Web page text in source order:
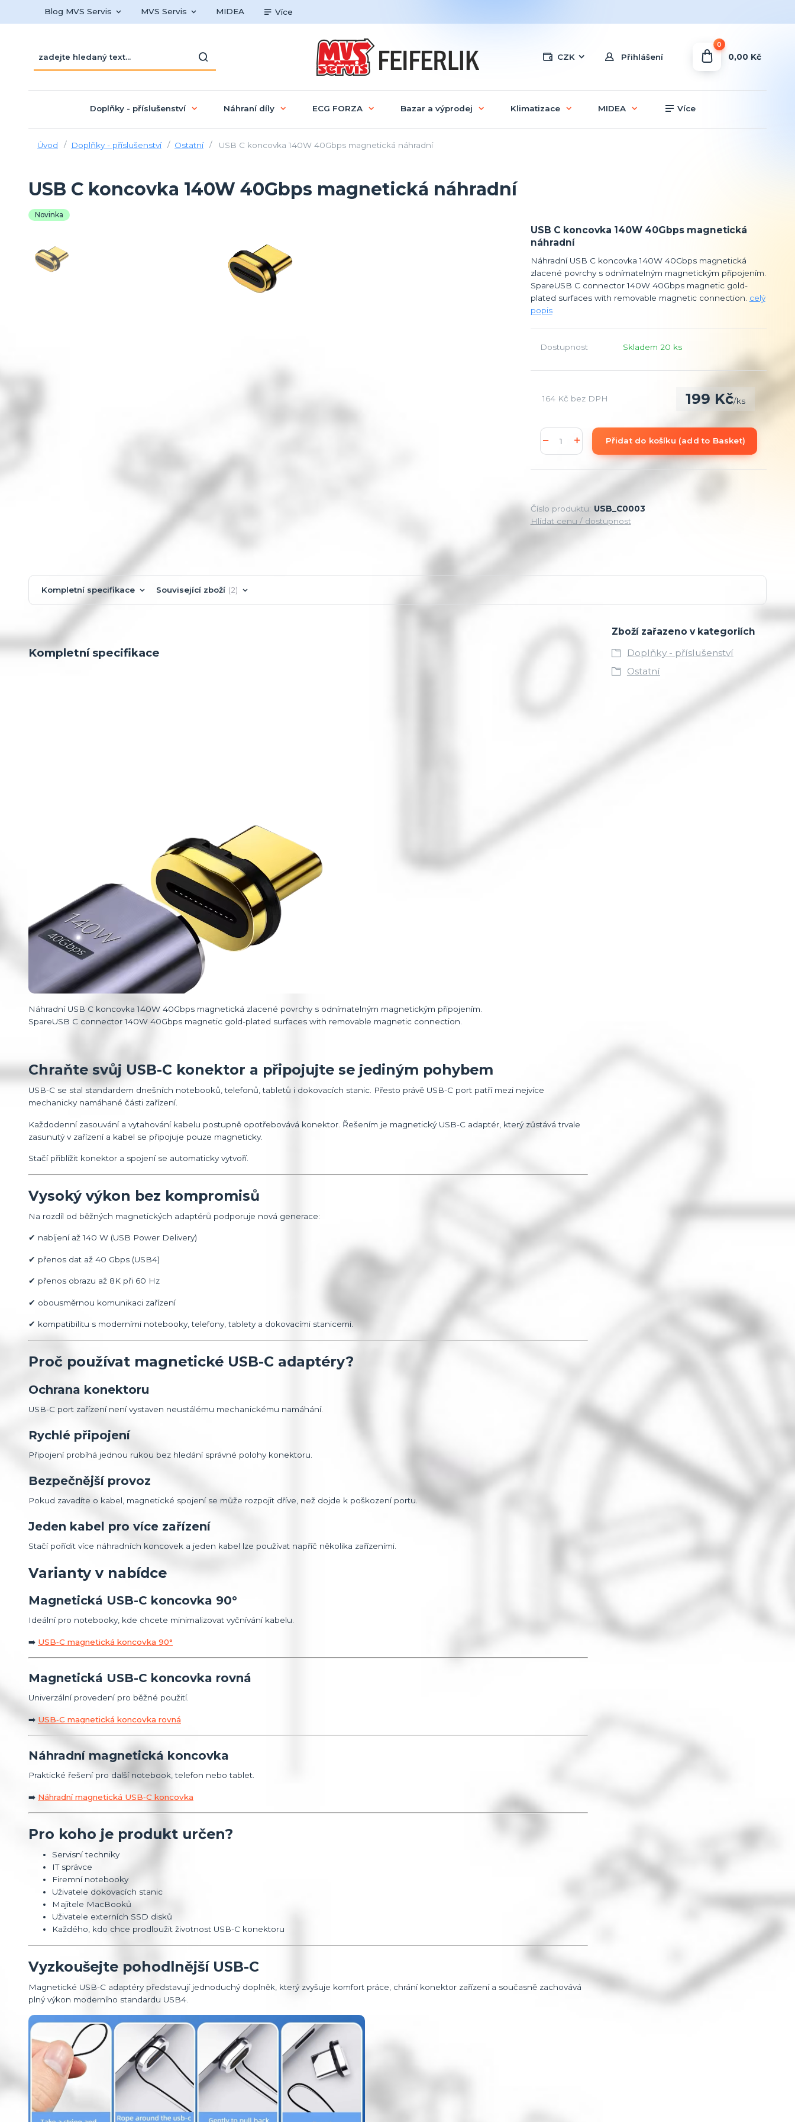
Blog MVS Servis MVS Servis MIDEA Více
CZK Přihlášení
0
0,00 Kč
Doplňky - příslušenství Náhraní díly ECG FORZA Bazar a výprodej Klimatizace MIDEA Více
Úvod Doplňky - příslušenství Ostatní USB C koncovka 140W 40Gbps magnetická náhradní
USB C koncovka 140W 40Gbps magnetická náhradní
Novinka
USB C koncovka 140W 40Gbps magnetická
náhradní
Náhradní USB C koncovka 140W 40Gbps magnetická
zlacené povrchy s odnímatelným magnetickým připojením.
SpareUSB C connector 140W 40Gbps magnetic gold-
plated surfaces with removable magnetic connection. celý
popis
Dostupnost Skladem 20 ks
199 Kč/ks
164 Kč bez DPH
Přidat do košíku (add to Basket)
Číslo produktu: USB_C0003
Hlídat cenu / dostupnost
Kompletní specifikace Související zboží 2
Kompletní specifikace
Náhradní USB C koncovka 140W 40Gbps magnetická zlacené povrchy s odnímatelným magnetickým připojením.
SpareUSB C connector 140W 40Gbps magnetic gold-plated surfaces with removable magnetic connection.
Chraňte svůj USB-C konektor a připojujte se jediným pohybem
USB-C se stal standardem dnešních notebooků, telefonů, tabletů i dokovacích stanic. Přesto právě USB-C port patří mezi nejvíce
mechanicky namáhané části zařízení.
Každodenní zasouvání a vytahování kabelu postupně opotřebovává konektor. Řešením je magnetický USB-C adaptér, který zůstává trvale
zasunutý v zařízení a kabel se připojuje pouze magneticky.
Stačí přiblížit konektor a spojení se automaticky vytvoří.
Vysoký výkon bez kompromisů
Na rozdíl od běžných magnetických adaptérů podporuje nová generace:
✔ nabíjení až 140 W (USB Power Delivery)
✔ přenos dat až 40 Gbps (USB4)
✔ přenos obrazu až 8K při 60 Hz
✔ obousměrnou komunikaci zařízení
✔ kompatibilitu s moderními notebooky, telefony, tablety a dokovacími stanicemi.
Proč používat magnetické USB-C adaptéry?
Ochrana konektoru
USB-C port zařízení není vystaven neustálému mechanickému namáhání.
Rychlé připojení
Připojení probíhá jednou rukou bez hledání správné polohy konektoru.
Bezpečnější provoz
Pokud zavadíte o kabel, magnetické spojení se může rozpojit dříve, než dojde k poškození portu.
Jeden kabel pro více zařízení
Stačí pořídit více náhradních koncovek a jeden kabel lze používat napříč několika zařízeními.
Varianty v nabídce
Magnetická USB-C koncovka 90°
Ideální pro notebooky, kde chcete minimalizovat vyčnívání kabelu.
➡️ USB‑C magnetická koncovka 90°
Magnetická USB-C koncovka rovná
Univerzální provedení pro běžné použití.
➡️ USB‑C magnetická koncovka rovná
Náhradní magnetická koncovka
Praktické řešení pro další notebook, telefon nebo tablet.
➡️ Náhradní magnetická USB‑C koncovka
Pro koho je produkt určen?
Servisní techniky
IT správce
Firemní notebooky
Uživatele dokovacích stanic
Majitele MacBooků
Uživatele externích SSD disků
Každého, kdo chce prodloužit životnost USB-C konektoru
Vyzkoušejte pohodlnější USB-C
Magnetické USB-C adaptéry představují jednoduchý doplněk, který zvyšuje komfort práce, chrání konektor zařízení a současně zachovává
plný výkon moderního standardu USB4.
Zboží zařazeno v kategoriích
Doplňky - příslušenství
Ostatní